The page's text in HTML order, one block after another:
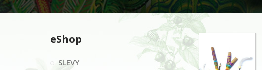
eShop
SLEVY